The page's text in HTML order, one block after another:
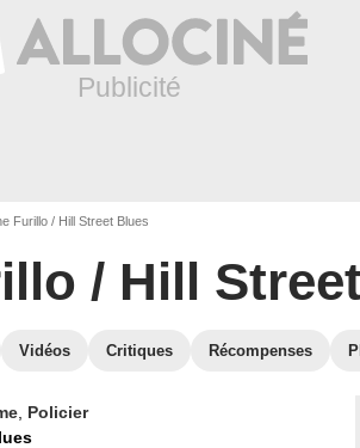
Furillo / Hill Street Blues
/ Hill
Vidéos Critiques Récompenses
Policier